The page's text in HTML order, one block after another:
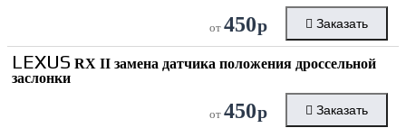
от 450р Заказать
LEXUS RX II замена датчика положения дроссельной
заслонки
от 450р Заказать